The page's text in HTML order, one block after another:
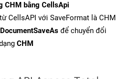
CHM bằng CellsApi
từ CellsAPI với SaveFormat là CHM
để chuyển đổi
CHM